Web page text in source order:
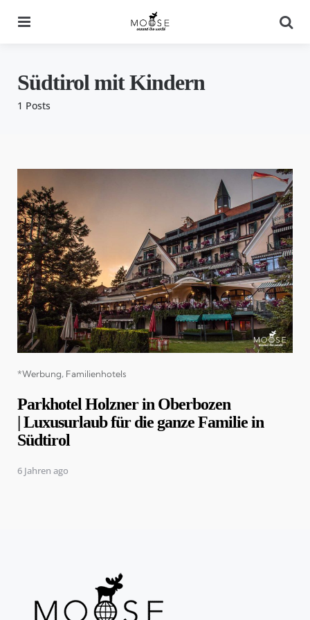
1 Posts
Südtirol mit Kindern
Categories
*Werbung Familienhotels
Parkhotel Holzner in Oberbozen
| Luxusurlaub für die ganze Familie in
Südtirol
6 Jahren ago